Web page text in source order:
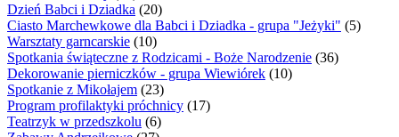
Dzień Babci i Dziadka (20)
Ciasto Marchewkowe dla Babci i Dziadka - grupa "Jeżyki" (5)
Warsztaty garncarskie (10)
Spotkania świąteczne z Rodzicami - Boże Narodzenie (36)
Dekorowanie pierniczków - grupa Wiewiórek (10)
Spotkanie z Mikołajem (23)
Program profilaktyki próchnicy (17)
Teatrzyk w przedszkolu (6)